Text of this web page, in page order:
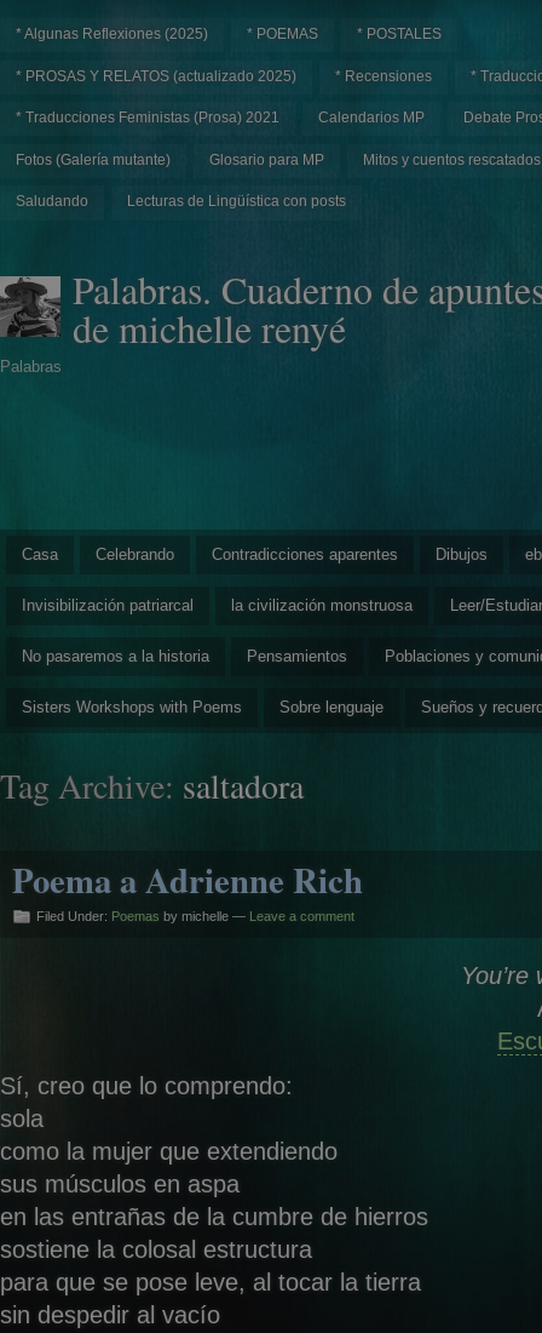
* Algunas Reflexiones (2025) * POEMAS * POSTALES
* PROSAS Y RELATOS (actualizado 2025) * Recensiones *
* Traducciones Feministas (Prosa) 2021 Calendarios MP Debate
Fotos (Galería mutante) Glosario para MP Mitos y cuentos rescatados
Saludando Lecturas de Lingüística con posts
Palabras. Cuaderno de
de michelle renyé
Palabras
Casa Celebrando Contradicciones aparentes Dibujos
Invisibilización patriarcal la civilización monstruosa Leer/Estudiar
No pasaremos a la historia Pensamientos Poblaciones y
Sisters Workshops with Poems Sobre lenguaje Sueños y
Tag Archive: saltadora
Poema a Adrienne Rich
Filed Under: Poemas by michelle — Leave a comment
Sí, creo que lo comprendo:
sola
como la mujer que extendiendo
sus músculos en aspa
en las entrañas de la cumbre de hierros
sostiene la colosal estructura
para que se pose leve, al tocar la tierra
sin despedir al vacío